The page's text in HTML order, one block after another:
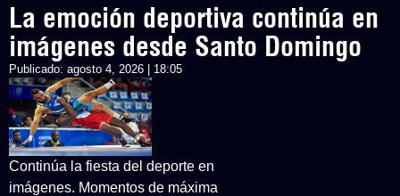
La emoción deportiva continúa en
imágenes desde Santo Domingo
Publicado: agosto 4, 2026 | 18:05
Continúa la fiesta del deporte en
imágenes. Momentos de máxima